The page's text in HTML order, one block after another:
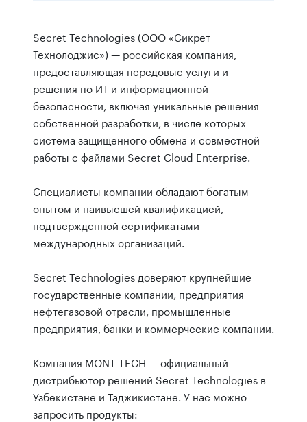
Secret Technologies (ООО «Сикрет
Технолоджис») — российская компания,
предоставляющая передовые услуги и
решения по ИТ и информационной
безопасности, включая уникальные решения
собственной разработки, в числе которых
система защищенного обмена и совместной
работы с файлами Secret Cloud Enterprise.
Специалисты компании обладают богатым
опытом и наивысшей квалификацией,
подтвержденной сертификатами
международных организаций.
Secret Technologies доверяют крупнейшие
государственные компании, предприятия
нефтегазовой отрасли, промышленные
предприятия, банки и коммерческие компании.
Компания MONT TECH — официальный
дистрибьютор решений Secret Technologies в
Узбекистане и Таджикистане. У нас можно
запросить продукты: